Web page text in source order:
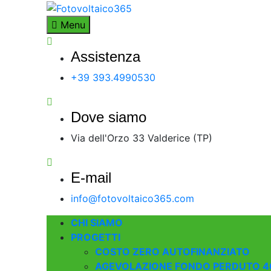
Fotovoltaico365
Impianto a Costo Zero Autofinanziato
Menu
Assistenza
+39 393.4990530
Dove siamo
Via dell'Orzo 33 Valderice (TP)
E-mail
info@fotovoltaico365.com
CHI SIAMO
PROGETTI
COSTO ZERO AUTOFINANZIATO
AGEVOLAZIONE FONDO PERDUTO